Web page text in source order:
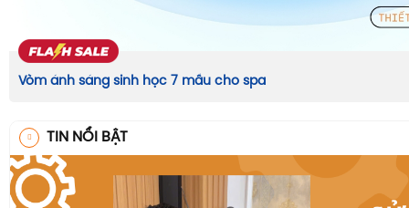
Vòm ánh sáng sinh học 7 mầu cho spa
TIN NỔI BẬT